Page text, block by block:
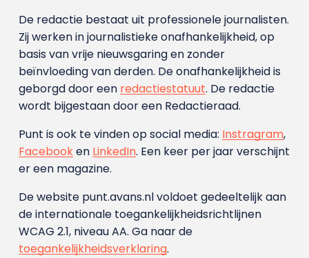
De redactie bestaat uit professionele journalisten.
Zij werken in journalistieke onafhankelijkheid, op
basis van vrije nieuwsgaring en zonder
beïnvloeding van derden. De onafhankelijkheid is
geborgd door een redactiestatuut. De redactie
wordt bijgestaan door een Redactieraad.
Punt is ook te vinden op social media: Instragram,
Facebooken LinkedIn. Een keer per jaar verschijnt
er een magazine.
De website punt.avans.nl voldoet gedeeltelijk aan
de internationale toegankelijkheidsrichtlijnen
WCAG 2.1, niveau AA. Ga naar de
toegankelijkheidsverklaring.